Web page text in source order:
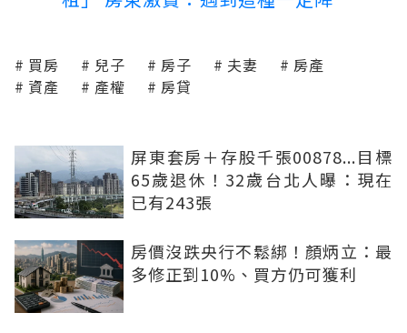
買房 兒子 房子 夫妻
房產
資產
產權 房貸
屏東套房＋存股千張00878...目標
65歲退休！32歲台北人曝：現在
已有243張
房價沒跌央行不鬆綁！顏炳立：最
多修正到10%、買方仍可獲利